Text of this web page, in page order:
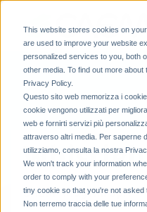
This website stores cookies on
are used to improve your website
personalized services to you, both
other media. To find out more
Privacy Policy.
Questo sito web memorizza i
cookie vengono utilizzati per
web e fornirti servizi più
attraverso altri media. Per saperne
utilizziamo, consulta la nostra
We won't track your information
order to comply with your
tiny cookie so that you're not asked
Non terremo traccia delle tue
CAEM-Magrini SpA